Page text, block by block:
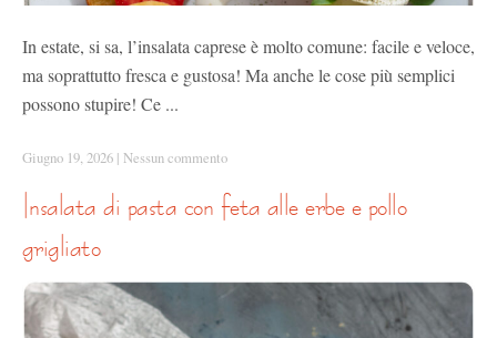
In estate, si sa, l’insalata caprese è molto comune: facile e veloce,
ma soprattutto fresca e gustosa! Ma anche le cose più semplici
possono stupire! Ce ...
Giugno 19, 2026 | Nessun commento
insalata di pasta con feta alle erbe e pollo
grigliato